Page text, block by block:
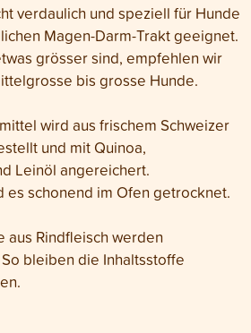
verdaulich und speziell für Hunde
Magen-Darm-Trakt geeignet.
grösser sind, empfehlen wir
bis grosse Hunde.
wird aus frischem Schweizer
und mit Quinoa,
Leinöl angereichert.
es schonend im Ofen getrocknet.
aus Rindfleisch werden
bleiben die Inhaltsstoffe